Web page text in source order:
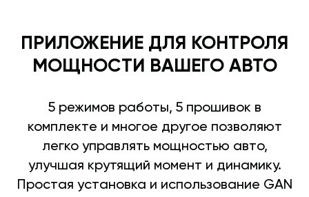
ПРИЛОЖЕНИЕ ДЛЯ КОНТРОЛЯ
МОЩНОСТИ ВАШЕГО АВТО
5 режимов работы, 5 прошивок в
комплекте и многое другое позволяют
легко управлять мощностью авто,
улучшая крутящий момент и динамику.
Простая установка и использование GAN